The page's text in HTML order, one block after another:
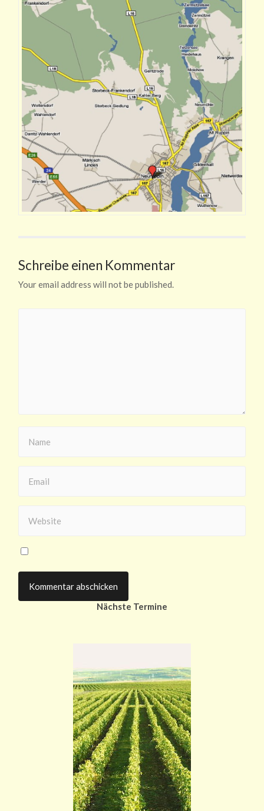
Schreibe einen Kommentar
Your email address will not be published.
Nächste Termine